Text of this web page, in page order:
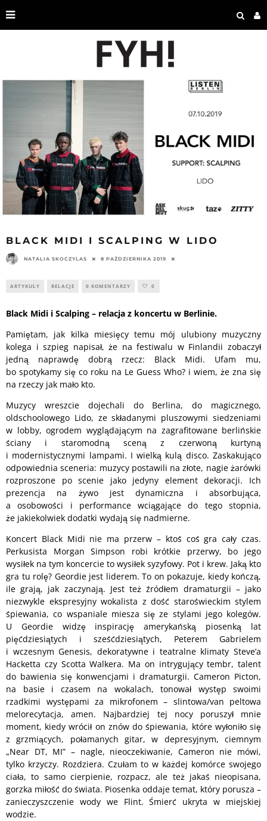
BLACK MIDI I SCALPING W LIDO
NATALIA SKOCZYLAS 8 PAŹDZIERNIKA 2019
ARTYKUŁY RELACJE 0 KOMENTARZY 0
Black Midi i Scalping – relacja z koncertu w Berlinie.
Pamiętam, jak kilka miesięcy temu mój ulubiony muzyczny
kolega i szpieg napisał, że na festiwalu w Finlandii zobaczył
jedną naprawdę dobrą rzecz: Black Midi. Ufam mu,
bo spotykamy się co roku na Le Guess Who? i wiem, że zna się
na rzeczy jak mało kto.
Muzycy wreszcie dojechali do Berlina, do magicznego,
oldschoolowego Lido, ze składanymi pluszowymi siedzeniami
w lobby, ogrodem wyglądającym na zagrafitowane berlińskie
ściany i staromodną sceną z czerwoną kurtyną
i modernistycznymi lampami. I wielką kulą disco. Zaskakująco
odpowiednia sceneria: muzycy postawili na złote, nagie żarówki
rozproszone po scenie jako jedyny element dekoracji. Ich
prezencja na żywo jest dynamiczna i absorbująca,
a osobowości i performance wciągające do tego stopnia,
że jakiekolwiek dodatki wydają się nadmierne.
Koncert Black Midi nie ma przerw – ktoś coś gra cały czas.
Perkusista Morgan Simpson robi krótkie przerwy, bo jego
wysiłek na tym koncercie to wysiłek syzyfowy. Pot i krew. Jaką kto
gra tu rolę? Geordie jest liderem. To on pokazuje, kiedy kończą,
ile grają, jak zaczynają. Jest też źródłem dramaturgii – jako
niezwykle ekspresyjny wokalista z dość staroświeckim stylem
śpiewania, co wspaniale miesza się ze stylami jego kolegów.
U Geordie widzę inspirację amerykańską piosenką lat
pięćdziesiątych i sześćdziesiątych, Peterem Gabrielem
i wczesnym Genesis, dekoratywne i teatralne klimaty Steve’a
Hacketta czy Scotta Walkera. Ma on intrygujący tembr, talent
do bawienia się konwencjami i dramaturgii. Cameron Picton,
na basie i czasem na wokalach, tonował występ swoimi
rzadkimi występami za mikrofonem – slintowa/van peltowa
melorecytacja, amen. Najbardziej tej nocy poruszył mnie
moment, kiedy wrócił on znów do śpiewania, które wyłoniło się
z grzmiących, połamanych gitar, w depresyjnym, ciemnym
„Near DT, MI” – nagle, nieoczekiwanie, Cameron nie mówi,
tylko krzyczy. Rozdziera. Czułam to w każdej komórce swojego
ciała, to samo cierpienie, rozpacz, ale też jakaś nieopisana,
gorzka miłość do świata. Piosenka oddaje temat, który porusza –
zanieczyszczenie wody we Flint. Śmierć ukryta w miejskiej
wodzie.